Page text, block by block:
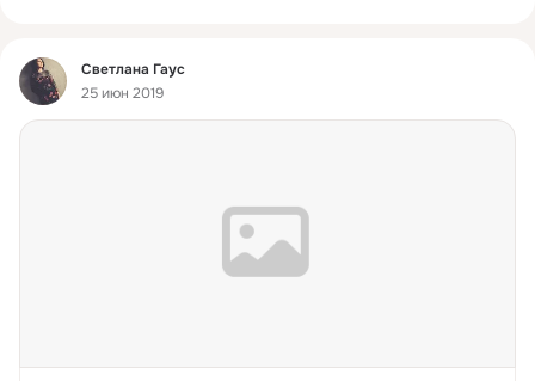
Фид
Светлана Гаус
25 июн 2019